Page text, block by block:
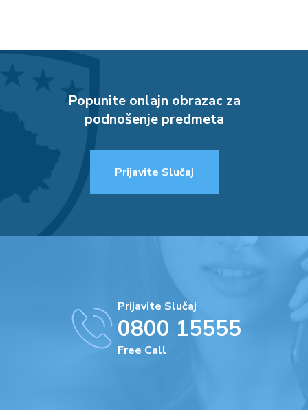
Popunite onlajn obrazac za
podnošenje predmeta
Prijavite Slučaj
Prijavite Slučaj
0800 15555
Free Call